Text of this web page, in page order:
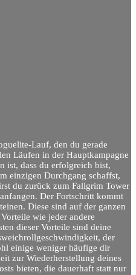
Lauf, den du gerade
Läufen in der Hauptkampagne
ist, dass du erfolgreich bist,
einzigen Durchgang schaffst,
du zurück zum Fallgrim Tower
Der Fortschritt kommt
Diese sind auf der ganzen
wie jeder andere
dieser Vorteile sind deine
der
einige weniger häufige dir
zur Wiederherstellung deines
bieten, die dauerhaft statt nur